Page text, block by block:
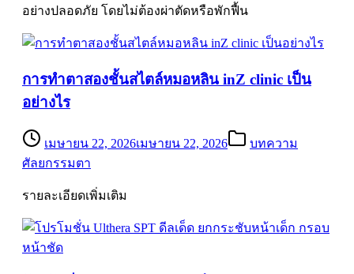
อย่างปลอดภัย โดยไม่ต้องผ่าตัดหรือพักฟื้น
การทำตาสองชั้นสไตล์หมอหลิน inZ clinic เป็น
อย่างไร
เมษายน 22, 2026เมษายน 22, 2026
บทความ
ศัลยกรรมตา
รายละเอียดเพิ่มเติม